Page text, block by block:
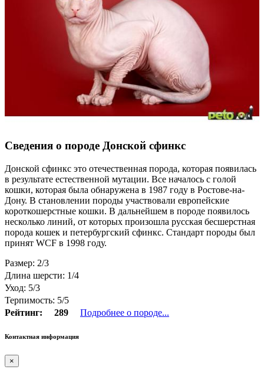
Сведения о породе Донской сфинкс
Донской сфинкс это отечественная порода, которая появилась
в результате естественной мутации. Все началось с голой
кошки, которая была обнаружена в 1987 году в Ростове-на-
Дону. В становлении породы участвовали европейские
короткошерстные кошки. В дальнейшем в породе появилось
несколько линий, от которых произошла русская бесшерстная
порода кошек и петербургский сфинкс. Стандарт породы был
принят WCF в 1998 году.
Размер: 2/3
Длина шерсти: 1/4
Уход: 5/3
Терпимость: 5/5
Рейтинг:
289 Подробнее о породе...
Контактная информация
×